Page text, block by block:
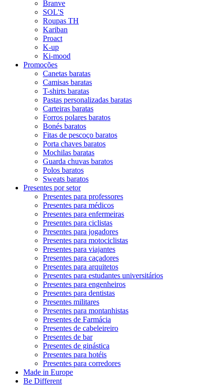
Branve
SOL'S
Roupas TH
Kariban
Proact
K-up
Ki-mood
Promoções
Canetas baratas
Camisas baratas
T-shirts baratas
Pastas personalizadas baratas
Carteiras baratas
Forros polares baratos
Bonés baratos
Fitas de pescoço baratos
Porta chaves baratos
Mochilas baratas
Guarda chuvas baratos
Polos baratos
Sweats baratos
Presentes por setor
Presentes para professores
Presentes para médicos
Presentes para enfermeiras
Presentes para ciclistas
Presentes para jogadores
Presentes para motociclistas
Presentes para viajantes
Presentes para caçadores
Presentes para arquitetos
Presentes para estudantes universitários
Presentes para engenheiros
Presentes para dentistas
Presentes militares
Presentes para montanhistas
Presentes de Farmácia
Presentes de cabeleireiro
Presentes de bar
Presentes de ginástica
Presentes para hotéis
Presentes para corredores
Made in Europe
Be Different